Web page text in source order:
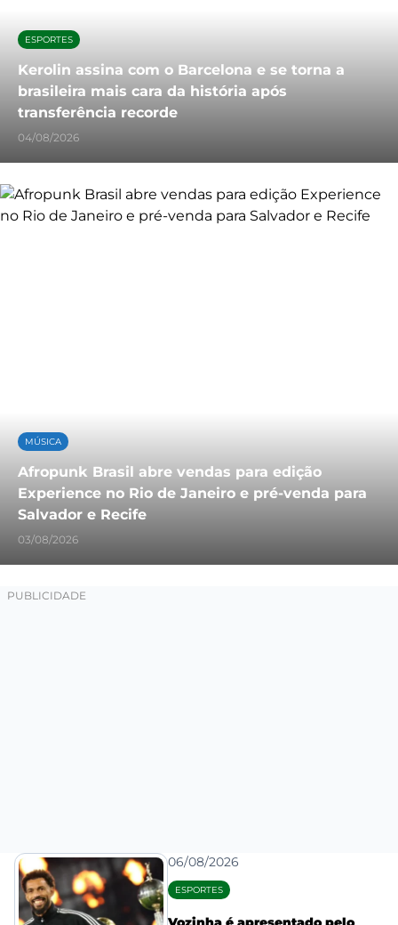
ESPORTES
Kerolin assina com o Barcelona e se torna a
brasileira mais cara da história após
transferência recorde
04/08/2026
MÚSICA
Afropunk Brasil abre vendas para edição
Experience no Rio de Janeiro e pré-venda para
Salvador e Recife
03/08/2026
06/08/2026
ESPORTES